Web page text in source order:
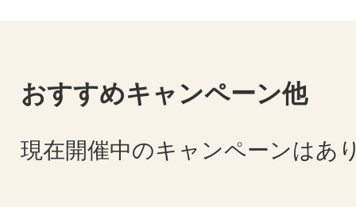
おすすめキャンペーン他
現在開催中のキャンペーンはあ